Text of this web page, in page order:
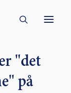
"det
på